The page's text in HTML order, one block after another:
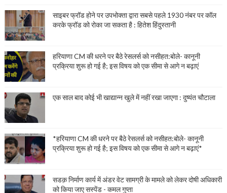
साइबर फ्रॉड होने पर उपभोक्ता द्वारा सबसे पहले 1930 नंबर पर कॉल
करके फ्रॉड को रोका जा सकता है : हितेश हिंदुस्तानी
हरियाणा CM की धरने पर बैठे रेसलर्स को नसीहत:बोले- कानूनी
प्रक्रिया शुरू हो गई है; इस विषय को एक सीमा से आगे न बढ़ाएं
एक साल बाद कोई भी खाद्यान्न खुले में नहीं रखा जाएगा : दुष्यंत चौटाला
*हरियाणा CM की धरने पर बैठे रेसलर्स को नसीहत:बोले- कानूनी
प्रक्रिया शुरू हो गई है; इस विषय को एक सीमा से आगे न बढ़ाएं*
सडक़ निर्माण कार्य में अंडर वेट सामग्री के मामले को लेकर दोषी अधिकारी
को किया जाए सस्पेंड - कमल गुप्ता